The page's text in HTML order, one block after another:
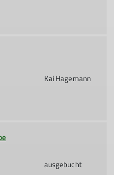
Kai Hagemann
ausgebucht